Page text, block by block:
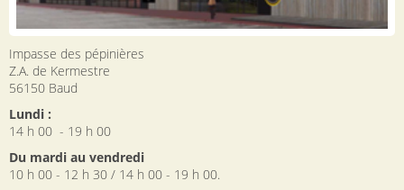
Impasse des pépinières
Z.A. de Kermestre
56150 Baud
Lundi :
14 h 00 - 19 h 00
Du mardi au vendredi
10 h 00 - 12 h 30 / 14 h 00 - 19 h 00.